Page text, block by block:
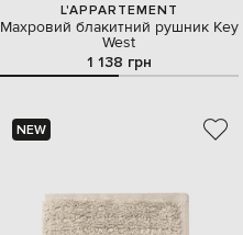
L'APPARTEMENT
Махровий блакитний рушник Key
West
1 138 грн
NEW